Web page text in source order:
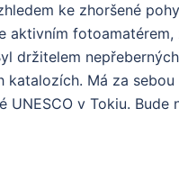
ke zhoršené
aktivním fotoamatérem,
držitelem
katalozích. Má za
v Tokiu. Bude